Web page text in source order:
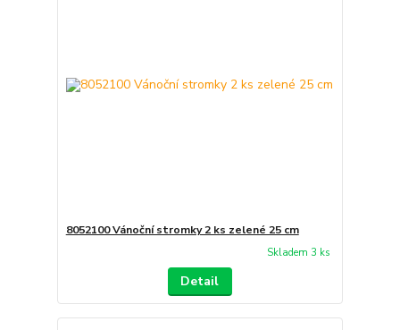
8052100 Vánoční stromky 2 ks zelené 25 cm
Skladem 3 ks
Detail